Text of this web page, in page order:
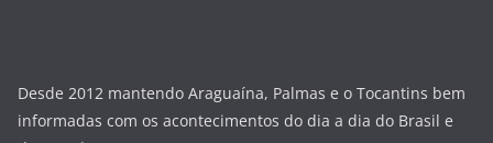
Desde 2012 mantendo Araguaína, Palmas e o Tocantins bem
informadas com os acontecimentos do dia a dia do Brasil e